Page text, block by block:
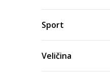
Sport
Veličina